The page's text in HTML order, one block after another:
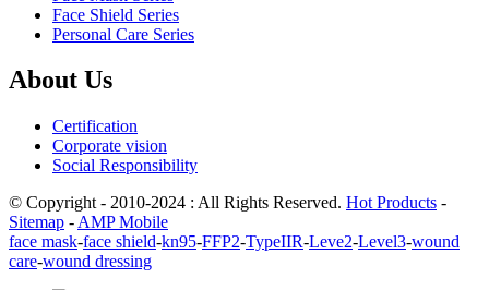
Face Shield Series
Personal Care Series
About Us
Certification
Corporate vision
Social Responsibility
© Copyright - 2010-2024 : All Rights Reserved. Hot Products -
Sitemap - AMP Mobile
face mask-face shield-kn95-FFP2-TypeIIR-Leve2-Level3-wound
care-wound dressing